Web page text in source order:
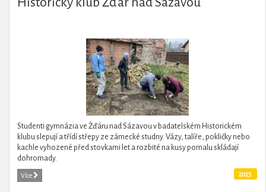
Studenti gymnázia ve Žďáru nad Sázavou v badatelském Historickém
klubu slepují a třídí střepy ze zámecké studny. Vázy, talíře, pokličky nebo
kachle vyhozené před stovkami let a rozbité na kusy pomalu skládají
dohromady.
Více 2025